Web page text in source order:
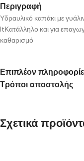
Περιγραφή
Υδραυλικό καπάκι με
ltΚατάλληλο και για
καθαρισμό
Επιπλέον
Τρόποι αποστολής
Σχετικά